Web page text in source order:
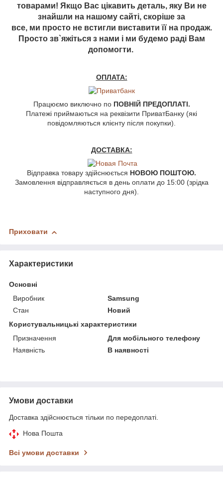
товарами! Якщо Вас цікавить деталь, яку Ви не
знайшли на нашому сайті, скоріше за
все, ми просто не встигли виставити її на продаж.
Просто зв`яжіться з нами і ми будемо раді Вам
допомогти.
ОПЛАТА:
Працюємо виключно по ПОВНІЙ ПРЕДОПЛАТІ.
Платежі приймаються на реквізити ПриватБанку (які
повідомляються клієнту після покупки).
ДОСТАВКА:
Відправка товару здійснюється НОВОЮ ПОШТОЮ.
Замовлення відправляється в день оплати до 15:00 (зрідка
наступного дня).
Приховати
Характеристики
Основні
Виробник
Samsung
Стан
Новий
Користувальницькі характеристики
Призначення
Для мобільного телефону
Наявність
В наявності
Умови доставки
Доставка здійснюється тільки по передоплаті.
Нова Пошта
Всі умови доставки